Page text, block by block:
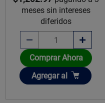
meses sin intereses
diferidos
Comprar Ahora
Añadir
Agregar al